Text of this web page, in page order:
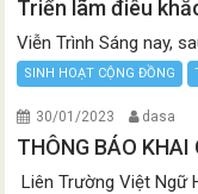
Triển lãm điêu
Viễn Trình Sáng nay,
SINH HOẠT CỘNG ĐỒNG
30/01/2023 dasa
THÔNG BÁO KHAI
Liên Trường Việt Ngữ